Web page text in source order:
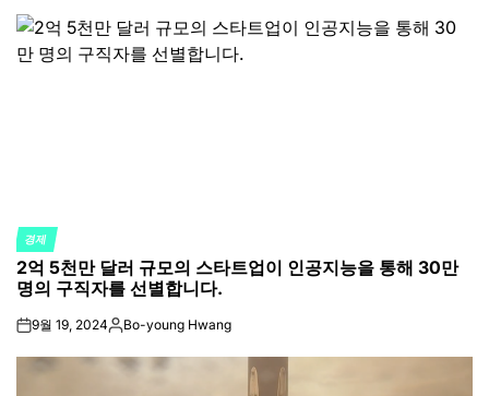
POSTED
IN
경제
2억 5천만 달러 규모의 스타트업이 인공지능을 통해 30만
명의 구직자를 선별합니다.
on9월 19, 2024Posted
Bo-young Hwang